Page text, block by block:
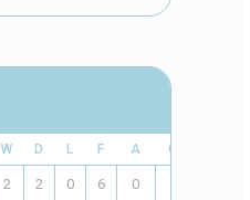
W D L F A GD
2 2 0 6 0